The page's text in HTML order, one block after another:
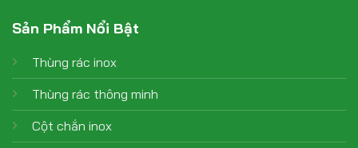
Sản Phẩm Nổi Bật
Thùng rác inox
Thùng rác thông minh
Cột chắn inox